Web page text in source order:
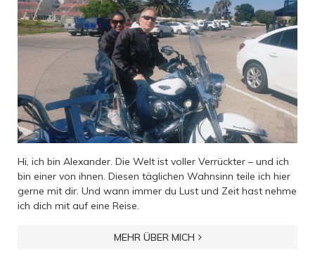
Hi, ich bin Alexander. Die Welt ist voller Verrückter – und ich
bin einer von ihnen. Diesen täglichen Wahnsinn teile ich hier
gerne mit dir. Und wann immer du Lust und Zeit hast nehme
ich dich mit auf eine Reise.
MEHR ÜBER MICH